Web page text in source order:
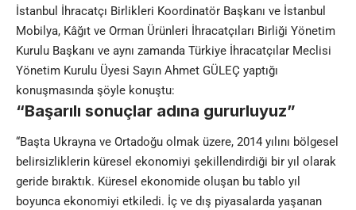
İstanbul İhracatçı Birlikleri Koordinatör Başkanı ve İstanbul
Mobilya, Kâğıt ve Orman Ürünleri İhracatçıları Birliği Yönetim
Kurulu Başkanı ve aynı zamanda Türkiye İhracatçılar Meclisi
Yönetim Kurulu Üyesi Sayın Ahmet GÜLEÇ yaptığı
konuşmasında şöyle konuştu:
“Başarılı sonuçlar adına gururluyuz”
“Başta Ukrayna ve Ortadoğu olmak üzere, 2014 yılını bölgesel
belirsizliklerin küresel ekonomiyi şekillendirdiği bir yıl olarak
geride bıraktık. Küresel ekonomide oluşan bu tablo yıl
boyunca ekonomiyi etkiledi. İç ve dış piyasalarda yaşanan